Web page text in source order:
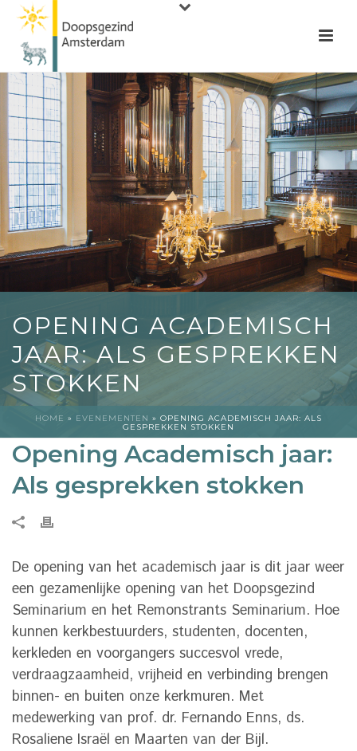
OPENING ACADEMISCH
JAAR: ALS GESPREKKEN
STOKKEN
HOME » EVENEMENTEN » OPENING ACADEMISCH JAAR: ALS
GESPREKKEN STOKKEN
Opening Academisch jaar:
Als gesprekken stokken
De opening van het academisch jaar is dit jaar weer
een gezamenlijke opening van het Doopsgezind
Seminarium en het Remonstrants Seminarium. Hoe
kunnen kerkbestuurders, studenten, docenten,
kerkleden en voorgangers succesvol vrede,
verdraagzaamheid, vrijheid en verbinding brengen
binnen- en buiten onze kerkmuren. Met
medewerking van prof. dr. Fernando Enns, ds.
Rosaliene Israël en Maarten van der Bijl.